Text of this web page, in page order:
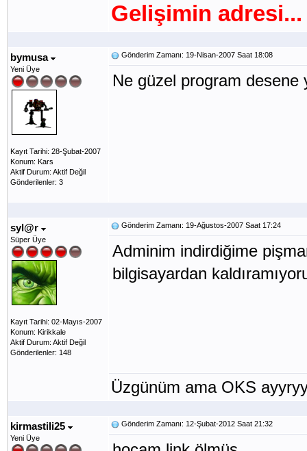
Gelişimin adresi...
bymusa
Yeni Üye
Kayıt Tarihi: 28-Şubat-2007
Konum: Kars
Aktif Durum: Aktif Değil
Gönderilenler: 3
Gönderim Zamanı: 19-Nisan-2007 Saat 18:08
Ne güzel program desene
syl@r
Süper Üye
Kayıt Tarihi: 02-Mayıs-2007
Konum: Kirikkale
Aktif Durum: Aktif Değil
Gönderilenler: 148
Gönderim Zamanı: 19-Ağustos-2007 Saat 17:24
Adminim indirdiğime
bilgisayardan
Üzgünüm ama OKS
kirmastili25
Yeni Üye
Gönderim Zamanı: 12-Şubat-2012 Saat 21:32